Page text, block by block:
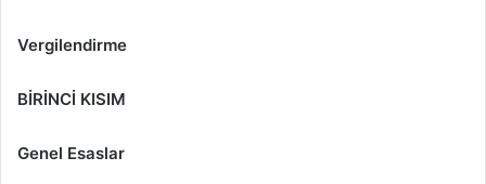
Vergilendirme
BİRİNCİ KISIM
Genel Esaslar